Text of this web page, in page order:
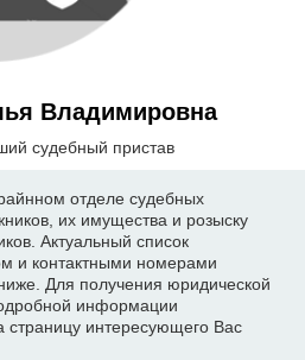
Владимировна
судебный пристав
отделе судебных
их имущества и розыску
Актуальный список
и контактными номерами
Для получения юридической
информации
интересующего Вас